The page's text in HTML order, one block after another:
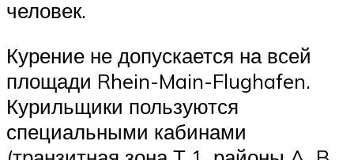
человек.
Курение не допускается на всей
площади Rhein-Main-Flughafen.
Курильщики пользуются
специальными кабинами